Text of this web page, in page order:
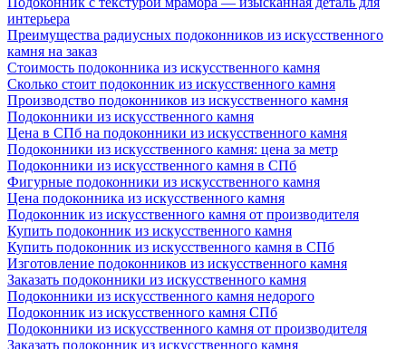
интерьера
Преимущества радиусных подоконников из искусственного
камня на заказ
Стоимость подоконника из искусственного камня
Сколько стоит подоконник из искусственного камня
Производство подоконников из искусственного камня
Подоконники из искусственного камня
Цена в СПб на подоконники из искусственного камня
Подоконники из искусственного камня: цена за метр
Подоконники из искусственного камня в СПб
Фигурные подоконники из искусственного камня
Цена подоконника из искусственного камня
Подоконник из искусственного камня от производителя
Купить подоконник из искусственного камня
Купить подоконник из искусственного камня в СПб
Изготовление подоконников из искусственного камня
Заказать подоконники из искусственного камня
Подоконники из искусственного камня недорого
Подоконник из искусственного камня СПб
Подоконники из искусственного камня от производителя
Заказать подоконник из искусственного камня